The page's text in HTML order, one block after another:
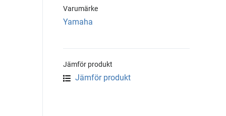
Varumärke
Yamaha
Jämför produkt
Jämför produkt